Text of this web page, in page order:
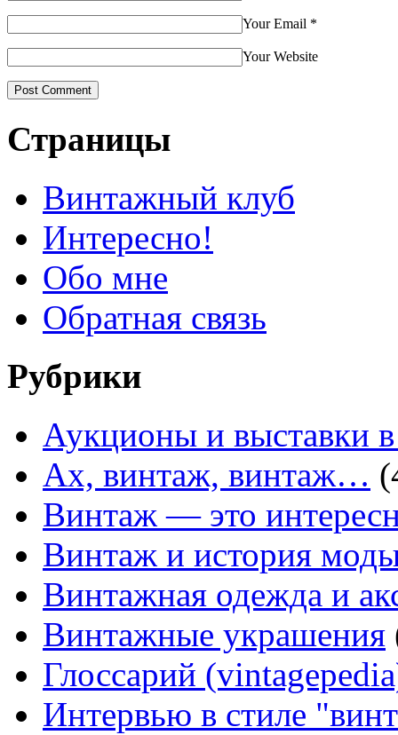
Your Email *
Your Website
Страницы
Винтажный клуб
Интересно!
Обо мне
Обратная связь
Рубрики
Аукционы и выставки
Ах, винтаж, винтаж…
Винтаж — это
Винтаж и история
Винтажная одежда и
Винтажные украшения
Глоссарий
Интервью в стиле